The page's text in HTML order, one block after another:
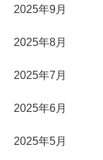
2025年9月
2025年8月
2025年7月
2025年6月
2025年5月